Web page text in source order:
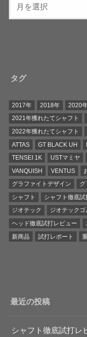
タグ
2017年 2018年 2020
2021年獲れたてシャフト
2022年獲れたてシャフト
ATTAS
GT BLACK UH
TENSEI 1K
USTマミヤ
VANQUISH
VENTUS
グラファイトデザイン
グ
シャフト
シャフト徹底
ジオテック
ジオテックゴ
ヘッド徹底試打レビュー
新商品
試打レポート
最近の投稿
シャフト徹底試打レ